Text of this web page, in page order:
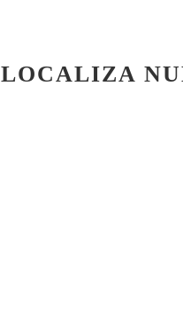
LOCALIZA